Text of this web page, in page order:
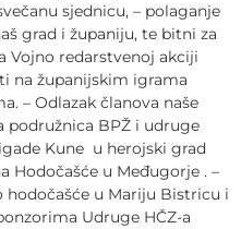
sjednicu, – polaganje
grad i županiju, te bitni za
Vojno redarstvenoj akciji
na županijskim igrama
– Odlazak članova naše
podružnica BPŽ i udruge
Kune u herojski grad
Hodočašće u Međugorje . –
hodočašće u Mariju Bistricu i
Udruge HČZ-a